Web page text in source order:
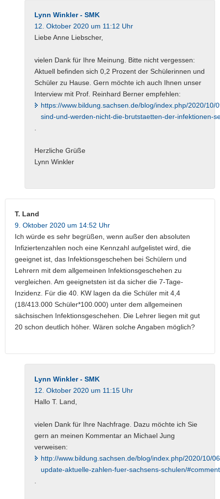
Lynn Winkler - SMK
12. Oktober 2020 um 11:12 Uhr
Liebe Anne Liebscher,
vielen Dank für Ihre Meinung. Bitte nicht vergessen:
Aktuell befinden sich 0,2 Prozent der Schülerinnen und
Schüler zu Hause. Gern möchte ich auch Ihnen unser
Interview mit Prof. Reinhard Berner empfehlen:
https://www.bildung.sachsen.de/blog/index.php/2020/10/
sind-und-werden-nicht-die-brutstaetten-der-infektionen-
Herzliche Grüße
Lynn Winkler
T. Land
9. Oktober 2020 um 14:52 Uhr
Ich würde es sehr begrüßen, wenn außer den absoluten
Infiziertenzahlen noch eine Kennzahl aufgelistet wird, die
geeignet ist, das Infektionsgeschehen bei Schülern und
Lehrern mit dem allgemeinen Infektionsgeschehen zu
vergleichen. Am geeignetsten ist da sicher die 7-Tage-
Inzidenz. Für die 40. KW lagen da die Schüler mit 4,4
(18/413.000 Schüler*100.000) unter dem allgemeinen
sächsischen Infektionsgeschehen. Die Lehrer liegen mit gut
20 schon deutlich höher. Wären solche Angaben möglich?
Lynn Winkler - SMK
12. Oktober 2020 um 11:15 Uhr
Hallo T. Land,
vielen Dank für Ihre Nachfrage. Dazu möchte ich Sie
gern an meinen Kommentar an Michael Jung
verweisen:
http://www.bildung.sachsen.de/blog/index.php/2020/10/
update-aktuelle-zahlen-fuer-sachsens-schulen/